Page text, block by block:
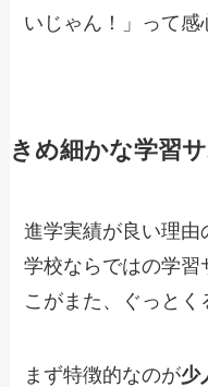
いじゃん！」って感
きめ細かな学習
進学実績が良い理
学校ならではの学習
こがまた、ぐっとく
まず特徴的なのが少